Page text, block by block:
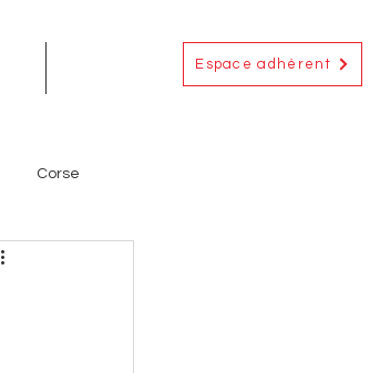
Espace adhérent
Corse
Outre-Mer